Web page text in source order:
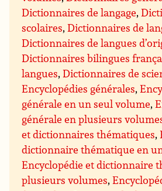
Dictionnaires de langage,
scolaires,Dictionnaires de
Dictionnaires de langues
Dictionnaires bilingues
langues,Dictionnaires de
Encyclopédies générales,
générale en un seul volume,
générale en plusieurs
et dictionnaires thématiques,
dictionnaire thématique en
Encyclopédie et dictionnaire
plusieurs volumes,